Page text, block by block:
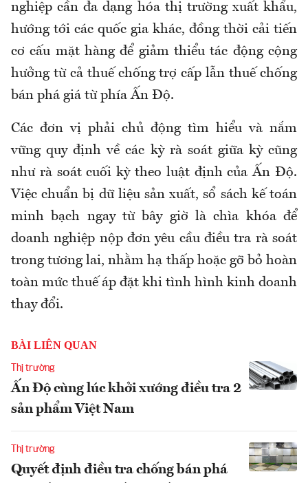
nghiệp cần đa dạng hóa thị trường xuất khẩu,
hướng tới các quốc gia khác, đồng thời cải tiến
cơ cấu mặt hàng để giảm thiểu tác động cộng
hưởng từ cả thuế chống trợ cấp lẫn thuế chống
bán phá giá từ phía Ấn Độ.
Các đơn vị phải chủ động tìm hiểu và nắm
vững quy định về các kỳ rà soát giữa kỳ cũng
như rà soát cuối kỳ theo luật định của Ấn Độ.
Việc chuẩn bị dữ liệu sản xuất, sổ sách kế toán
minh bạch ngay từ bây giờ là chìa khóa để
doanh nghiệp nộp đơn yêu cầu điều tra rà soát
trong tương lai, nhằm hạ thấp hoặc gỡ bỏ hoàn
toàn mức thuế áp đặt khi tình hình kinh doanh
thay đổi.
BÀI LIÊN QUAN
Thị trường
Ấn Độ cùng lúc khởi xướng điều tra 2
sản phẩm Việt Nam
Thị trường
Quyết định điều tra chống bán phá